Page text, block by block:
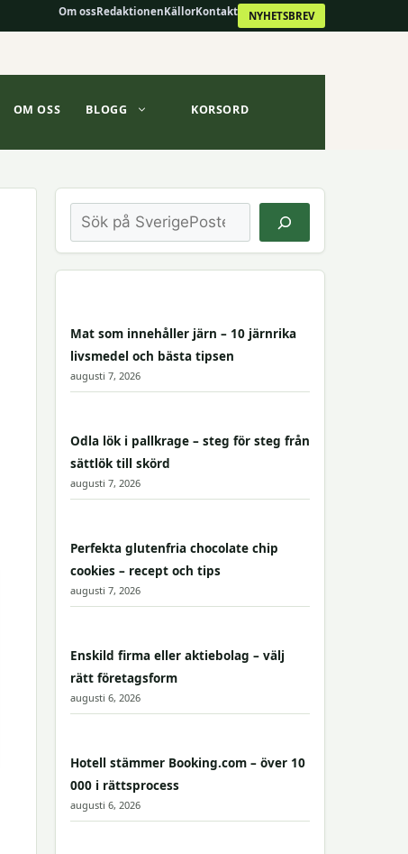
Om ossRedaktionenKällorKontakt NYHETSBREV
OM OSS BLOGG KORSORD
Sök
Mat som innehåller järn – 10 järnrika
livsmedel och bästa tipsen
augusti 7, 2026
Odla lök i pallkrage – steg för steg från
sättlök till skörd
augusti 7, 2026
Perfekta glutenfria chocolate chip
cookies – recept och tips
augusti 7, 2026
Enskild firma eller aktiebolag – välj
rätt företagsform
augusti 6, 2026
Hotell stämmer Booking.com – över 10
000 i rättsprocess
augusti 6, 2026